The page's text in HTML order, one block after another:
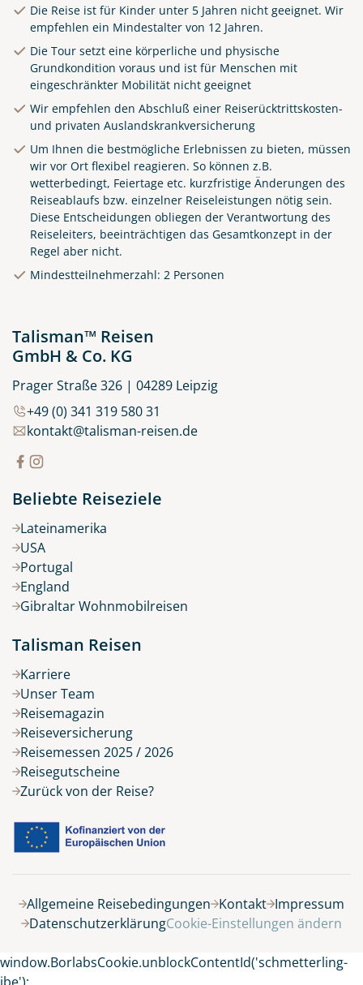
Küste von Madeira nahe
Santana
© Rulan - stock.adobe.com
8 Tage
Belegung
Die Reise ist für Kinder unter 5 Jahren nicht geeignet. Wir
empfehlen ein Mindestalter von 12 Jahren.
Die Tour setzt eine körperliche und physische
Grundkondition voraus und ist für Menschen mit
eingeschränkter Mobilität nicht geeignet
Wir empfehlen den Abschluß einer Reiserücktrittskosten-
und privaten Auslandskrankversicherung
Um Ihnen die bestmögliche Erlebnissen zu bieten, müssen
wir vor Ort flexibel reagieren. So können z.B.
wetterbedingt, Feiertage etc. kurzfristige Änderungen des
Reiseablaufs bzw. einzelner Reiseleistungen nötig sein.
Diese Entscheidungen obliegen der Verantwortung des
Reiseleiters, beeinträchtigen das Gesamtkonzept in der
Regel aber nicht.
Mindestteilnehmerzahl: 2 Personen
Talisman™ Reisen
GmbH & Co. KG
Prager Straße 326 | 04289 Leipzig
+49 (0) 341 319 580 31
kontakt@talisman-reisen.de
Beliebte Reiseziele
Lateinamerika
USA
Portugal
England
Gibraltar Wohnmobilreisen
Talisman Reisen
Karriere
Unser Team
Reisemagazin
Reiseversicherung
Reisemessen 2025 / 2026
Reisegutscheine
Zurück von der Reise?
Allgemeine Reisebedingungen Kontakt Impressum
DatenschutzerklärungCookie-Einstellungen ändern
window.BorlabsCookie.unblockContentId('schmetterling-